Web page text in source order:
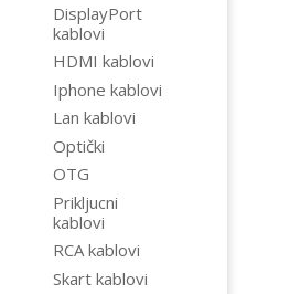
DisplayPort
kablovi
HDMI kablovi
Iphone kablovi
Lan kablovi
Optički
OTG
Prikljucni
kablovi
RCA kablovi
Skart kablovi